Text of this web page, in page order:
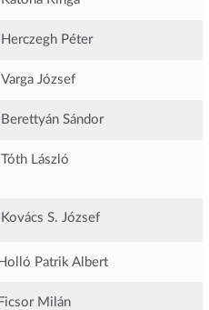
Herczegh Péter
Varga József
Berettyán Sándor
Tóth László
Kovács S. József
Patrik Albert
Milán